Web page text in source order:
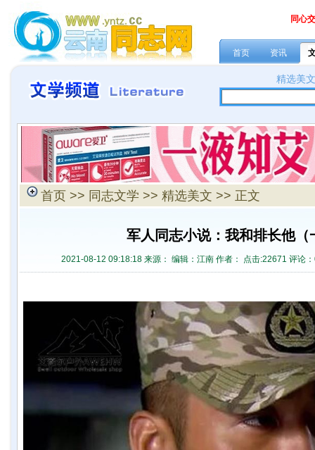
同心
首页 资讯
精选美
首页 >> 同志文学 >> 精选美文 >> 正文
军人同志小说：我和排长他（
2021-08-12 09:18:18 来源： 编辑：江南 作者： 点击:22671 评论：